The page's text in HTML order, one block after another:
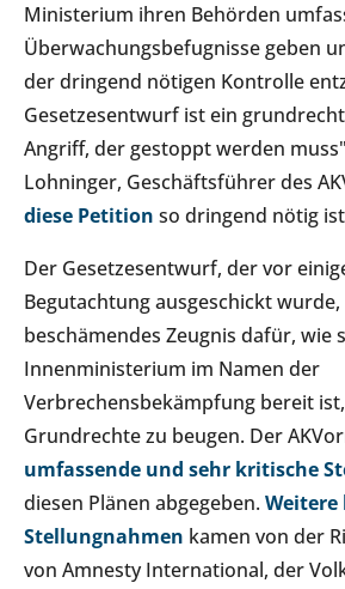
Ministerium ihren Behörden
Überwachungsbefugnisse geben
der dringend nötigen Kontrolle
Gesetzesentwurf ist ein
Angriff, der gestoppt werden
Lohninger, Geschäftsführer des
diese Petition so dringend nötig
Der Gesetzesentwurf, der vor
Begutachtung ausgeschickt wurde,
beschämendes Zeugnis dafür, wie
Innenministerium im Namen der
Verbrechensbekämpfung bereit
Grundrechte zu beugen. Der
umfassende und sehr kritische
diesen Plänen abgegeben.
Stellungnahmen kamen von der
von Amnesty International, der